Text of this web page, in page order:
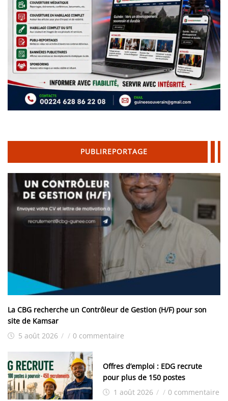
PUBLIREPORTAGE
La CBG recherche un Contrôleur de Gestion (H/F) pour son
site de Kamsar
5 août 2026 / / 0 commentaire
Offres d’emploi : EDG recrute
pour plus de 150 postes
1 août 2026 / / 0 commentaire